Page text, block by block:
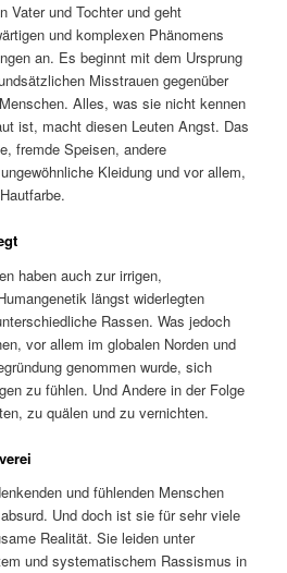
Vater und Tochter und geht
und komplexen Phänomens
an. Es beginnt mit dem Ursprung
Misstrauen gegenüber
Alles, was sie nicht kennen
ist, macht diesen Leuten Angst. Das
fremde Speisen, andere
Kleidung und vor allem,
haben auch zur irrigen,
längst widerlegten
Rassen. Was jedoch
vor allem im globalen Norden und
genommen wurde, sich
zu fühlen. Und Andere in der Folge
zu quälen und zu vernichten.
und fühlenden Menschen
Und doch ist sie für sehr viele
Realität. Sie leiden unter
und systematischem Rassismus in